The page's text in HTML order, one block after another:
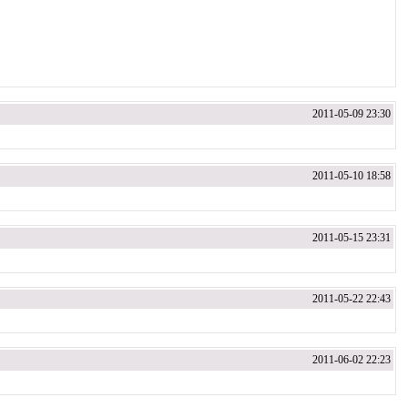
2011-05-09 23:30
2011-05-10 18:58
2011-05-15 23:31
2011-05-22 22:43
2011-06-02 22:23